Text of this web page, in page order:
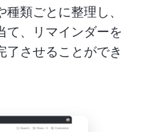
類ごとに整理し、
て、リマインダーを
了させることができ